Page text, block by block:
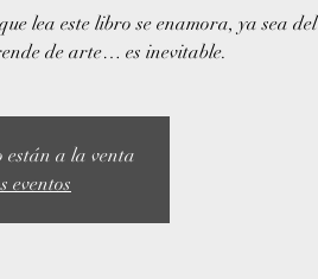
lea este libro se enamora, ya sea del
de arte… es inevitable.
a la venta
eventos